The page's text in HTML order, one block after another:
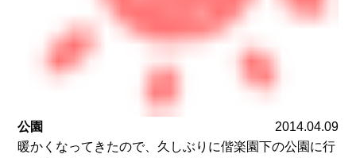
公園
2014.04.09
暖かくなってきたので、久しぶりに偕楽園下の公園に行